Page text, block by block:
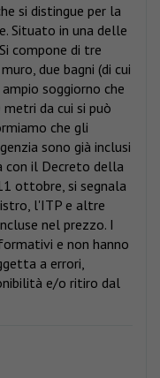
si distingue per la
Situato in una delle
compone di tre
due bagni (di cui
soggiorno che
da cui si può
che gli
sono già inclusi
con il Decreto della
ottobre, si segnala
l'ITP e altre
nel prezzo. I
e non hanno
a errori,
e/o ritiro dal